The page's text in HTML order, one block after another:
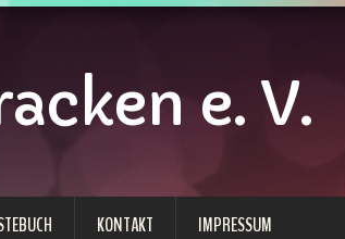
e. V.
KONTAKT IMPRESSUM